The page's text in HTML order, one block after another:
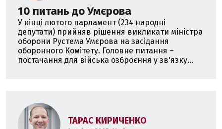
10 питань до Умєрова
У кінці лютого парламент (234 народні
депутати) прийняв рішення викликати міністра
оборони Рустема Умєрова на засідання
оборонного Комітету. Головне питання –
постачання для війська озброєння у зв'язку...
ТАРАС КИРИЧЕНКО